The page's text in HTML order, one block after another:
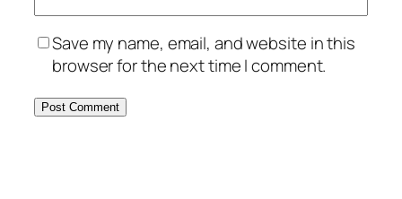
Save my name, email, and website in this
browser for the next time I comment.